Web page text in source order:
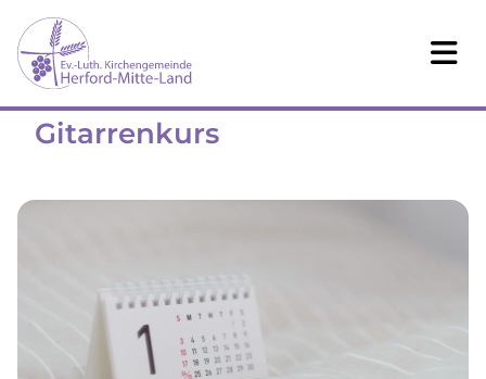
Gitarrenkurs